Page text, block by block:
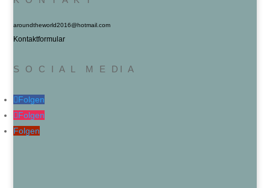
aroundtheworld2016@hotmail.com
Kontaktformular
S O C I A L M E DI A
Folgen
Folgen
Folgen